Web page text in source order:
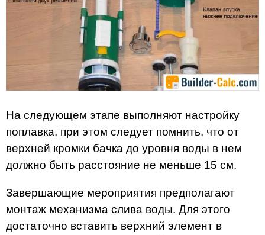
На следующем этапе выполняют настройку
поплавка, при этом следует помнить, что от
верхней кромки бачка до уровня воды в нем
должно быть расстояние не меньше 15 см.
Завершающие мероприятия предполагают
монтаж механизма слива воды. Для этого
достаточно вставить верхний элемент в